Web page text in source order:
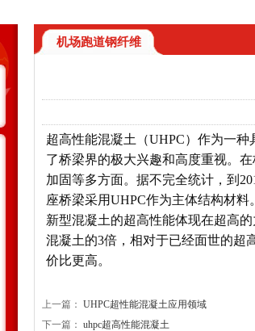
机场跑道钢纤维
超高性能混凝土（UHPC）作为一
了桥梁界的极大兴趣和高度重视。
加固等多方面。据不完全统计，到
座桥梁采用UHPC作为主体结构材料。
新型混凝土的超高性能体现在超高
混凝土的3倍，相对于已经面世的超
价比更高。
上一篇： UHPC超性能混凝土应用领域
下一篇： uhpc超高性能混凝土